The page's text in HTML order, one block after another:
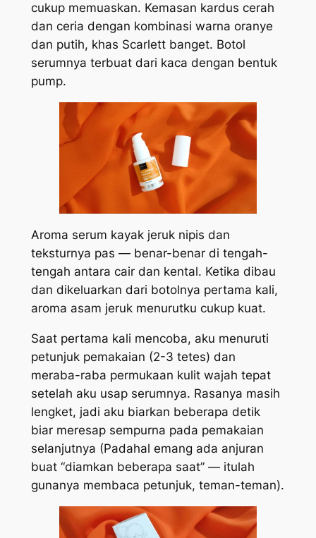
cukup memuaskan. Kemasan kardus cerah
dan ceria dengan kombinasi warna oranye
dan putih, khas Scarlett banget. Botol
serumnya terbuat dari kaca dengan bentuk
pump.
Aroma serum kayak jeruk nipis dan
teksturnya pas — benar-benar di tengah-
tengah antara cair dan kental. Ketika dibau
dan dikeluarkan dari botolnya pertama kali,
aroma asam jeruk menurutku cukup kuat.
Saat pertama kali mencoba, aku menuruti
petunjuk pemakaian (2-3 tetes) dan
meraba-raba permukaan kulit wajah tepat
setelah aku usap serumnya. Rasanya masih
lengket, jadi aku biarkan beberapa detik
biar meresap sempurna pada pemakaian
selanjutnya (Padahal emang ada anjuran
buat “diamkan beberapa saat” — itulah
gunanya membaca petunjuk, teman-teman).